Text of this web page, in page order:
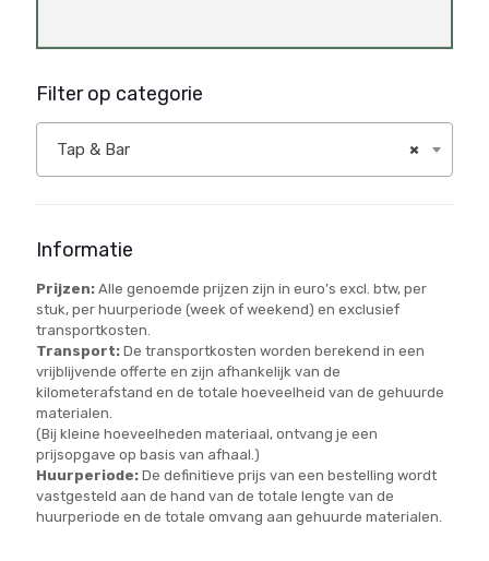
Filter op categorie
×
Tap & Bar
Informatie
Prijzen: Alle genoemde prijzen zijn in euro’s excl. btw, per
stuk, per huurperiode (week of weekend) en exclusief
transportkosten.
Transport: De transportkosten worden berekend in een
vrijblijvende offerte en zijn afhankelijk van de
kilometerafstand en de totale hoeveelheid van de gehuurde
materialen.
(Bij kleine hoeveelheden materiaal, ontvang je een
prijsopgave op basis van afhaal.)
Huurperiode: De definitieve prijs van een bestelling wordt
vastgesteld aan de hand van de totale lengte van de
huurperiode en de totale omvang aan gehuurde materialen.